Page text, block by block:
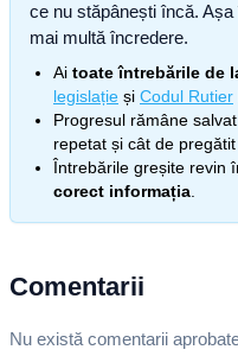
ce nu stăpânești încă.
mai multă încredere.
Ai toate întrebările de
legislație și Codul Rutier
Progresul rămâne
repetat și cât de pregătit
Întrebările greșite revin
corect informația
Comentarii
Nu există comentarii